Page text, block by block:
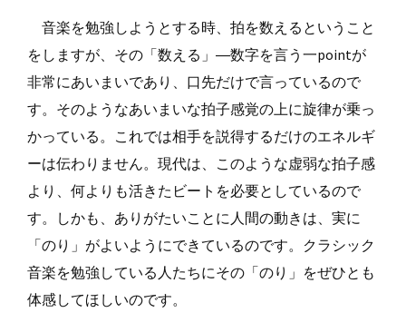
音楽を勉強しようとする時、拍を数えるということ
をしますが、その「数える」―数字を言う一pointが
非常にあいまいであり、口先だけで言っているので
す。そのようなあいまいな拍子感覚の上に旋律が乗っ
かっている。これでは相手を説得するだけのエネルギ
ーは伝わりません。現代は、このような虚弱な拍子感
より、何よりも活きたビートを必要としているので
す。しかも、ありがたいことに人間の動きは、実に
「のり」がよいようにできているのです。クラシック
音楽を勉強している人たちにその「のり」をぜひとも
体感してほしいのです。